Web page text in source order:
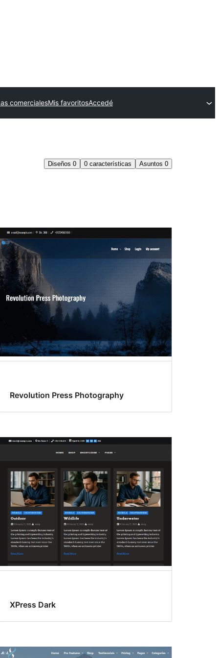
comercialesMis favoritosAccedé
Diseños 0 0 características Asuntos 0
Revolution Press Photography
XPress Dark